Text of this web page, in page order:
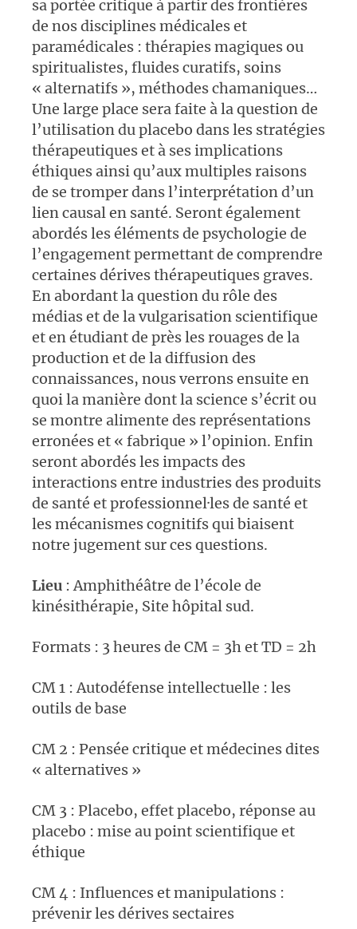
sa portée critique à partir des frontières
de nos disciplines médicales et
paramédicales : thérapies magiques ou
spiritualistes, fluides curatifs, soins
« alternatifs », méthodes chamaniques…
Une large place sera faite à la question de
l’utilisation du placebo dans les stratégies
thérapeutiques et à ses implications
éthiques ainsi qu’aux multiples raisons
de se tromper dans l’interprétation d’un
lien causal en santé. Seront également
abordés les éléments de psychologie de
l’engagement permettant de comprendre
certaines dérives thérapeutiques graves.
En abordant la question du rôle des
médias et de la vulgarisation scientifique
et en étudiant de près les rouages de la
production et de la diffusion des
connaissances, nous verrons ensuite en
quoi la manière dont la science s’écrit ou
se montre alimente des représentations
erronées et « fabrique » l’opinion. Enfin
seront abordés les impacts des
interactions entre industries des produits
de santé et professionnel·les de santé et
les mécanismes cognitifs qui biaisent
notre jugement sur ces questions.
Lieu : Amphithéâtre de l’école de
kinésithérapie, Site hôpital sud.
Formats : 3 heures de CM = 3h et TD = 2h
CM 1 : Autodéfense intellectuelle : les
outils de base
CM 2 : Pensée critique et médecines dites
« alternatives »
CM 3 : Placebo, effet placebo, réponse au
placebo : mise au point scientifique et
éthique
CM 4 : Influences et manipulations :
prévenir les dérives sectaires